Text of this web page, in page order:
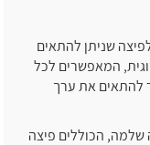
שניתן להתאים
המאפשרים לכל
להתאים את ערך
שלמה, הכוללים פיצה